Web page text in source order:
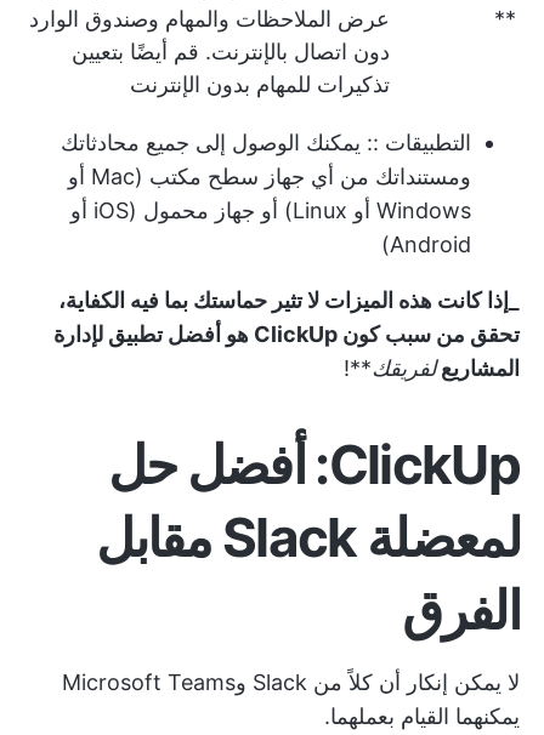
**
عرض الملاحظات والمهام وصندوق الوارد
دون اتصال بالإنترنت. قم أيضًا بتعيين
تذكيرات للمهام بدون الإنترنت
التطبيقات :: يمكنك الوصول إلى جميع محادثاتك
ومستنداتك من أي جهاز سطح مكتب (Mac أو
Windows أو Linux) أو جهاز محمول (iOS أو
Android)
_إذا كانت هذه الميزات لا تثير حماستك بما فيه الكفاية،
تحقق من سبب كون ClickUp هو
أفضل تطبيق لإدارة
المشاريع لفريقك**!
ClickUp: أفضل حل
لمعضلة Slack مقابل
الفرق
لا يمكن إنكار أن كلاً من Slack وMicrosoft Teams
يمكنهما القيام بعملهما.